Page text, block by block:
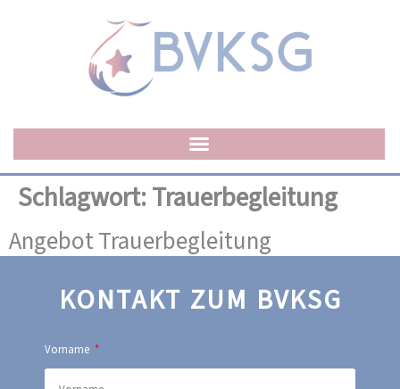
Schlagwort:Trauerbegleitung
Angebot Trauerbegleitung
KONTAKT ZUM BVKSG
Vorname